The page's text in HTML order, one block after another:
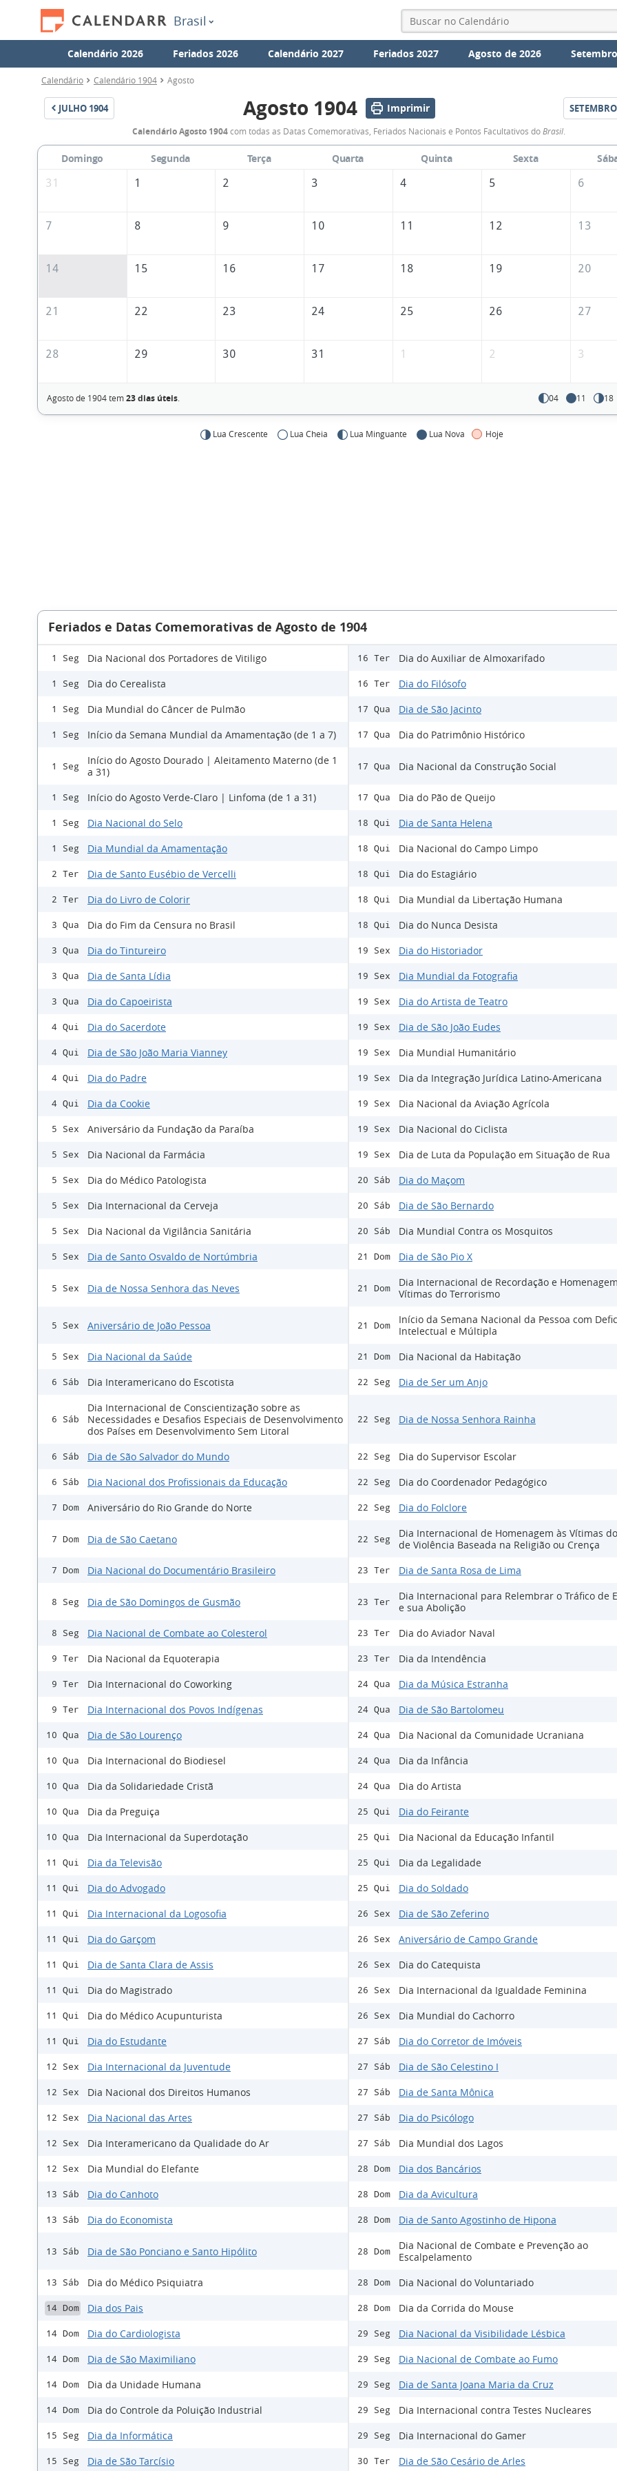
Brasil
Calendário 2026 Feriados 2026 Calendário 2027 Feriados 2027 Agosto de 2026
Calendário Calendário 1904 Agosto
JULHO 1904
Calendário
de
Agosto
Agosto 1904 Imprimir SETEMBRO
Calendário Agosto 1904com todas as Datas Comemorativas, Feriados Nacionais e Pontos Facultativos doBrasil.
Domingo Segunda Terça Quarta Quinta Sexta
31
1 2 3 4 5 6
7 8 9 10 11 12 13
14 15 16 17 18 19 20
21 22 23 24 25 26 27
28 29 30 31 1 2 3
Agosto de 1904 tem23 dias úteis. 04 11 18
Lua Crescente Lua Cheia Lua Minguante Lua Nova Hoje
Feriados e Datas Comemorativas de Agosto de 1904
1 Seg Dia Nacional dos Portadores de Vitiligo
1 Seg Dia do Cerealista
1 Seg Dia Mundial do Câncer de Pulmão
1 Seg Início da Semana Mundial da Amamentação (de 1 a 7)
1 Seg
Início do Agosto Dourado | Aleitamento Materno (de 1
a 31)
1 Seg Início do Agosto Verde-Claro | Linfoma (de 1 a 31)
1 Seg Dia Nacional do Selo
1 Seg Dia Mundial da Amamentação
2 Ter Dia de Santo Eusébio de Vercelli
2 Ter Dia do Livro de Colorir
3 Qua Dia do Fim da Censura no Brasil
3 Qua Dia do Tintureiro
3 Qua Dia de Santa Lídia
3 Qua Dia do Capoeirista
4 Qui Dia do Sacerdote
4 Qui Dia de São João Maria Vianney
4 Qui Dia do Padre
4 Qui Dia da Cookie
5 Sex Aniversário da Fundação da Paraíba
5 Sex Dia Nacional da Farmácia
5 Sex Dia do Médico Patologista
5 Sex Dia Internacional da Cerveja
5 Sex Dia Nacional da Vigilância Sanitária
5 Sex Dia de Santo Osvaldo de Nortúmbria
5 Sex Dia de Nossa Senhora das Neves
5 Sex Aniversário de João Pessoa
5 Sex Dia Nacional da Saúde
6 Sáb Dia Interamericano do Escotista
6 Sáb
Dia Internacional de Conscientização sobre as
Necessidades e Desafios Especiais de Desenvolvimento
dos Países em Desenvolvimento Sem Litoral
6 Sáb Dia de São Salvador do Mundo
6 Sáb Dia Nacional dos Profissionais da Educação
7 Dom Aniversário do Rio Grande do Norte
7 Dom Dia de São Caetano
7 Dom Dia Nacional do Documentário Brasileiro
8 Seg Dia de São Domingos de Gusmão
8 Seg Dia Nacional de Combate ao Colesterol
9 Ter Dia Nacional da Equoterapia
9 Ter Dia Internacional do Coworking
9 Ter Dia Internacional dos Povos Indígenas
10 Qua Dia de São Lourenço
10 Qua Dia Internacional do Biodiesel
10 Qua Dia da Solidariedade Cristã
10 Qua Dia da Preguiça
10 Qua Dia Internacional da Superdotação
11 Qui Dia da Televisão
11 Qui Dia do Advogado
11 Qui Dia Internacional da Logosofia
11 Qui Dia do Garçom
11 Qui Dia de Santa Clara de Assis
11 Qui Dia do Magistrado
11 Qui Dia do Médico Acupunturista
11 Qui Dia do Estudante
12 Sex Dia Internacional da Juventude
12 Sex Dia Nacional dos Direitos Humanos
12 Sex Dia Nacional das Artes
12 Sex Dia Interamericano da Qualidade do Ar
12 Sex Dia Mundial do Elefante
13 Sáb Dia do Canhoto
13 Sáb Dia do Economista
13 Sáb Dia de São Ponciano e Santo Hipólito
13 Sáb Dia do Médico Psiquiatra
14 Dom Dia dos Pais
14 Dom Dia do Cardiologista
14 Dom Dia de São Maximiliano
14 Dom Dia da Unidade Humana
14 Dom Dia do Controle da Poluição Industrial
15 Seg Dia da Informática
15 Seg Dia de São Tarcísio
16 Ter Dia do Auxiliar de Almoxarifado
16 Ter Dia do Filósofo
17 Qua Dia de São Jacinto
17 Qua Dia do Patrimônio Histórico
17 Qua Dia Nacional da Construção Social
17 Qua Dia do Pão de Queijo
18 Qui Dia de Santa Helena
18 Qui Dia Nacional do Campo Limpo
18 Qui Dia do Estagiário
18 Qui Dia Mundial da Libertação Humana
18 Qui Dia do Nunca Desista
19 Sex Dia do Historiador
19 Sex Dia Mundial da Fotografia
19 Sex Dia do Artista de Teatro
19 Sex Dia de São João Eudes
19 Sex Dia Mundial Humanitário
19 Sex Dia da Integração Jurídica Latino-Americana
19 Sex Dia Nacional da Aviação Agrícola
19 Sex Dia Nacional do Ciclista
19 Sex Dia de Luta da População em Situação de Rua
20 Sáb Dia do Maçom
20 Sáb Dia de São Bernardo
20 Sáb Dia Mundial Contra os Mosquitos
21 Dom Dia de São Pio X
21 Dom
Dia Internacional de Recordação e
Vítimas do Terrorismo
21 Dom
Início da Semana Nacional da Pessoa com
Intelectual e Múltipla
21 Dom Dia Nacional da Habitação
22 Seg Dia de Ser um Anjo
22 Seg Dia de Nossa Senhora Rainha
22 Seg Dia do Supervisor Escolar
22 Seg Dia do Coordenador Pedagógico
22 Seg Dia do Folclore
22 Seg
Dia Internacional de Homenagem às Vítimas
de Violência Baseada na Religião ou Crença
23 Ter Dia de Santa Rosa de Lima
23 Ter
Dia Internacional para Relembrar o Tráfico de
e sua Abolição
23 Ter Dia do Aviador Naval
23 Ter Dia da Intendência
24 Qua Dia da Música Estranha
24 Qua Dia de São Bartolomeu
24 Qua Dia Nacional da Comunidade Ucraniana
24 Qua Dia da Infância
24 Qua Dia do Artista
25 Qui Dia do Feirante
25 Qui Dia Nacional da Educação Infantil
25 Qui Dia da Legalidade
25 Qui Dia do Soldado
26 Sex Dia de São Zeferino
26 Sex Aniversário de Campo Grande
26 Sex Dia do Catequista
26 Sex Dia Internacional da Igualdade Feminina
26 Sex Dia Mundial do Cachorro
27 Sáb Dia do Corretor de Imóveis
27 Sáb Dia de São Celestino I
27 Sáb Dia de Santa Mônica
27 Sáb Dia do Psicólogo
27 Sáb Dia Mundial dos Lagos
28 Dom Dia dos Bancários
28 Dom Dia da Avicultura
28 Dom Dia de Santo Agostinho de Hipona
28 Dom
Dia Nacional de Combate e Prevenção ao
Escalpelamento
28 Dom Dia Nacional do Voluntariado
28 Dom Dia da Corrida do Mouse
29 Seg Dia Nacional da Visibilidade Lésbica
29 Seg Dia Nacional de Combate ao Fumo
29 Seg Dia de Santa Joana Maria da Cruz
29 Seg Dia Internacional contra Testes Nucleares
29 Seg Dia Internacional do Gamer
30 Ter Dia de São Cesário de Arles